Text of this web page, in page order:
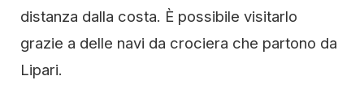
distanza dalla costa. È possibile visitarlo
grazie a delle navi da crociera che partono da
Lipari.